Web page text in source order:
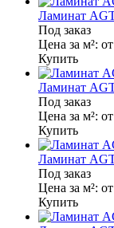
Ламинат
Под заказ
Цена за м²:
Купить
Ламинат
Под заказ
Цена за м²:
Купить
Ламинат
Под заказ
Цена за м²:
Купить